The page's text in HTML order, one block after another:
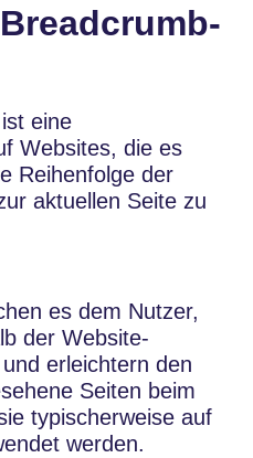
eine
Websites, die es
Reihenfolge der
aktuellen Seite zu
es dem Nutzer,
der Website-
erleichtern den
Seiten beim
typischerweise auf
werden.